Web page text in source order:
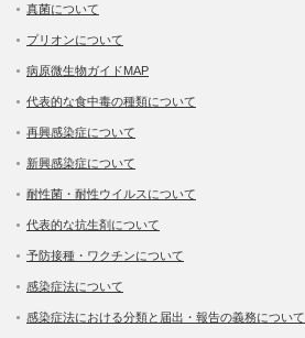
真菌について
プリオンについて
病原微生物ガイドMAP
代表的な食中毒の種類について
再興感染症について
新興感染症について
耐性菌・耐性ウイルスについて
代表的な抗生剤について
予防接種・ワクチンについて
感染症法について
感染症法における分類と届出・報告の義務について